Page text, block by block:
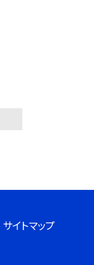
サイトマップ